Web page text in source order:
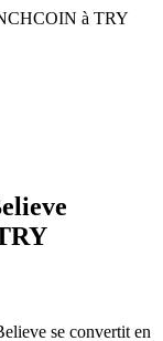
à TRY
se convertit en